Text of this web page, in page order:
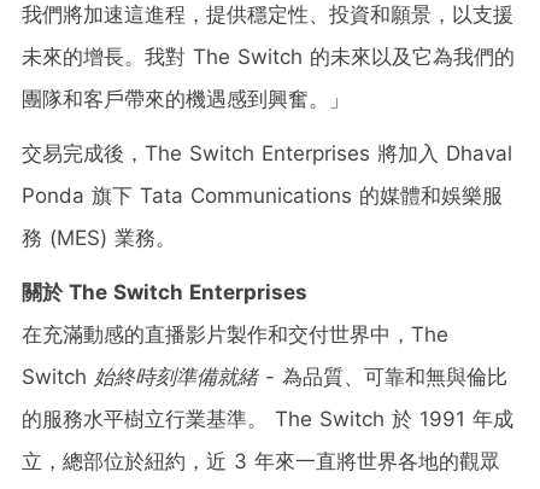
我們將加速這進程，提供穩定性、投資和願景，以支援
未來的增長。我對 The Switch 的未來以及它為我們的
團隊和客戶帶來的機遇感到興奮。」
交易完成後，The Switch Enterprises 將加入 Dhaval
Ponda 旗下 Tata Communications 的媒體和娛樂服
務 (MES) 業務。
關於The Switch Enterprises
在充滿動感的直播影片製作和交付世界中，The
Switch 始終時刻準備就緒- 為品質、可靠和無與倫比
的服務水平樹立行業基準。 The Switch 於 1991 年成
立，總部位於紐約，近 3 年來一直將世界各地的觀眾